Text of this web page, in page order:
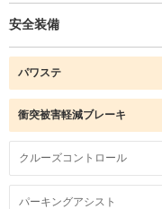
安全装備
パワステ
衝突被害軽減ブレーキ
クルーズコントロール
パーキングアシスト